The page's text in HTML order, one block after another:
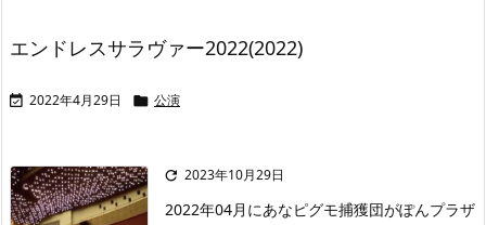
エンドレスサラヴァー2022(2022)
 2022年4月29日  公演
 2023年10月29日
2022年04月にあなピグモ捕獲団がぽんプラザ